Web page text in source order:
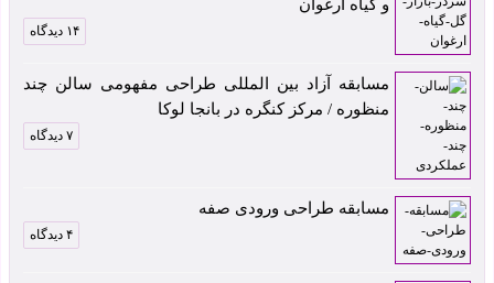
و گیاه ارغوان
۱۴ دیدگاه
مسابقه آزاد بین المللی طراحی مفهومی سالن چند
منظوره / مرکز کنگره در بانجا لوکا
۷ دیدگاه
مسابقه طراحی ورودی صفه
۴ دیدگاه